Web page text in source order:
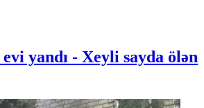
yandı - Xeyli sayda ölən